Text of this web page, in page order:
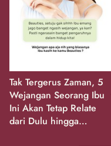
Tak Tergerus Zaman, 5
Wejangan Seorang Ibu
Ini Akan Tetap Relate
dari Dulu hingga